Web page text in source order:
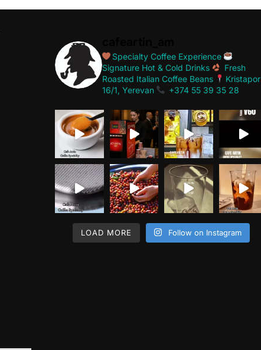
Specialty Coffee Experience
Signature Hot & Cold Drinks
Fresh
Roasted Italian Coffee Beans
Kristapor
16/1, Yerevan
+374 55 39 35 28
LOAD MORE Follow on Instagram